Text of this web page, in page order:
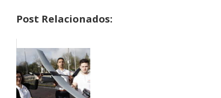
Post Relacionados: